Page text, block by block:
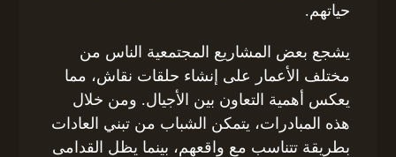
حياتهم.
يشجع بعض المشاريع المجتمعية الناس من
مختلف الأعمار على إنشاء حلقات نقاش، مما
يعكس أهمية التعاون بين الأجيال. ومن خلال
هذه المبادرات، يتمكن الشباب من تبني العادات
بطريقة تتناسب مع واقعهم، بينما يظل القدامى